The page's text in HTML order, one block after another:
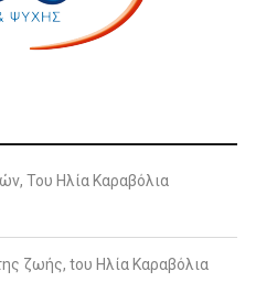
Του Ηλία Καραβόλια
ζωής, tου Ηλία Καραβόλια